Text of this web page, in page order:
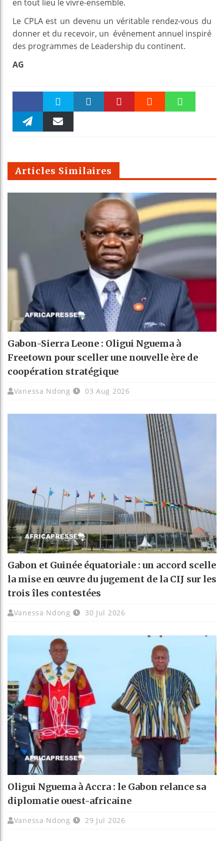
en tout lieu le vivre-ensemble.
Le CPLA est un devenu un véritable rendez-vous du
donner et du recevoir, un événement annuel inspiré
des programmes de Leadership du continent.
AG
Faceboo Twitter
m
Articles Similaires
Gabon-Sierra Leone : Oligui Nguema à
Freetown pour sceller une nouvelle ère de
coopération stratégique
Vanessa Ndong 03 Aug 2026
Gabon et Guinée équatoriale : un accord scelle
la mise en œuvre du jugement de la CIJ sur les
trois îles contestées
Vanessa Ndong 30 Jul 2026
Oligui Nguema à Accra : le Gabon relance sa
diplomatie ouest-africaine
Vanessa Ndong 29 Jul 2026